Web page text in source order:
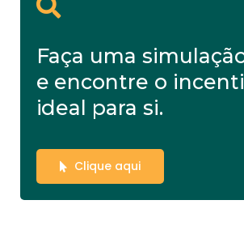
Faça uma
e encontre o
ideal para si.
Clique aqui